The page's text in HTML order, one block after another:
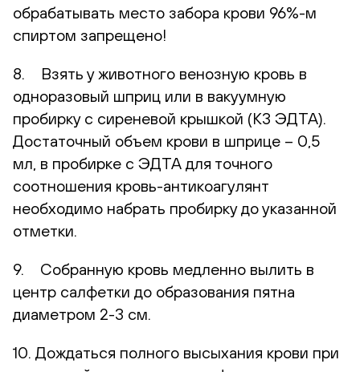
обрабатывать место забора крови 96%-м
спиртом запрещено!
8. Взять у животного венозную кровь в
одноразовый шприц или в вакуумную
пробирку с сиреневой крышкой (К3 ЭДТА).
Достаточный объем крови в шприце – 0,5
мл, в пробирке с ЭДТА для точного
соотношения кровь-антикоагулянт
необходимо набрать пробирку до указанной
отметки.
9. Собранную кровь медленно вылить в
центр салфетки до образования пятна
диаметром 2-3 см.
10. Дождаться полного высыхания крови при